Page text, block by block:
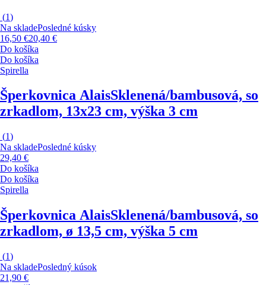
(1)
Na skladePosledné kúsky
16,50 €20,40 €
Do košíka
Do košíka
Spirella
Šperkovnica AlaisSklenená/bambusová, so
zrkadlom, 13x23 cm, výška 3 cm
(1)
Na skladePosledné kúsky
29,40 €
Do košíka
Do košíka
Spirella
Šperkovnica AlaisSklenená/bambusová, so
zrkadlom, ø 13,5 cm, výška 5 cm
(1)
Na skladePosledný kúsok
21,90 €